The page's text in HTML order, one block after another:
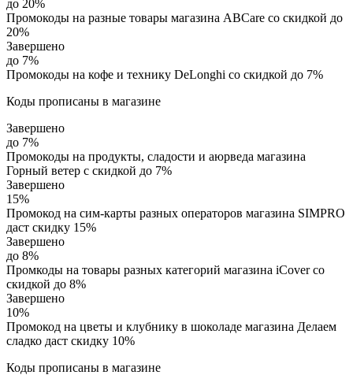
до 20%
Промокоды на разные товары магазина ABCare со скидкой до
20%
Завершено
до 7%
Промокоды на кофе и технику DeLonghi со скидкой до 7%
Коды прописаны в магазине
Завершено
до 7%
Промокоды на продукты, сладости и аюрведа магазина
Горный ветер с скидкой до 7%
Завершено
15%
Промокод на сим-карты разных операторов магазина SIMPRO
даст скидку 15%
Завершено
до 8%
Промкоды на товары разных категорий магазина iCover со
скидкой до 8%
Завершено
10%
Промокод на цветы и клубнику в шоколаде магазина Делаем
сладко даст скидку 10%
Коды прописаны в магазине